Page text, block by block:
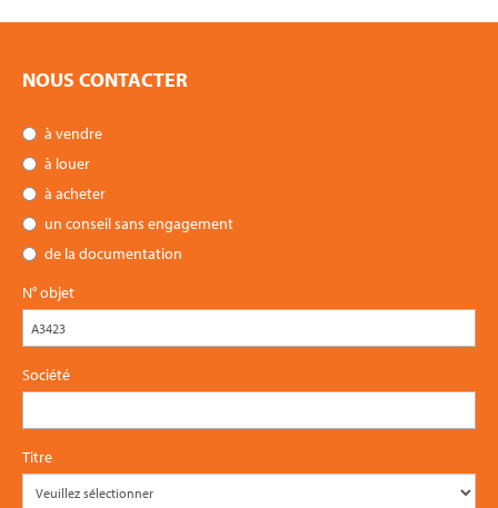
NOUS CONTACTER
à vendre
à louer
à acheter
un conseil sans engagement
de la documentation
N° objet
Société
Titre